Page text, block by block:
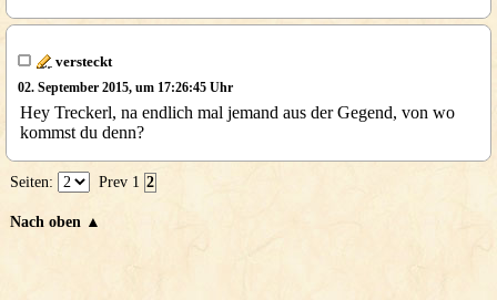
versteckt
02. September 2015, um 17:26:45 Uhr
Hey Treckerl, na endlich mal jemand aus der Gegend, von wo
kommst du denn?
Seiten: Prev 1 2
Nach oben ▲